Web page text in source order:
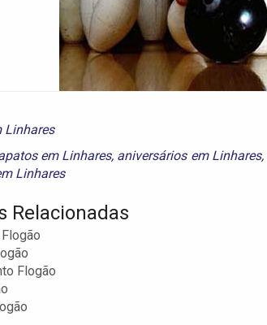
Linhares
em Linhares, aniversários em Linhares,
Linhares
Relacionadas
Flogão